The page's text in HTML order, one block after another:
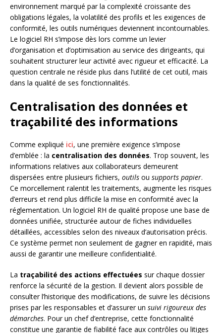
environnement marqué par la complexité croissante des
obligations légales, la volatilité des profils et les exigences de
conformité, les outils numériques deviennent incontournables.
Le logiciel RH s’impose dès lors comme un levier
d’organisation et d’optimisation au service des dirigeants, qui
souhaitent structurer leur activité avec rigueur et efficacité. La
question centrale ne réside plus dans l’utilité de cet outil, mais
dans la qualité de ses fonctionnalités.
Centralisation des données et
traçabilité des informations
Comme expliqué ici, une première exigence s’impose
d’emblée : la centralisation des données. Trop souvent, les
informations relatives aux collaborateurs demeurent
dispersées entre plusieurs fichiers, outils ou supports papier.
Ce morcellement ralentit les traitements, augmente les risques
d’erreurs et rend plus difficile la mise en conformité avec la
réglementation. Un logiciel RH de qualité propose une base de
données unifiée, structurée autour de fiches individuelles
détaillées, accessibles selon des niveaux d’autorisation précis.
Ce système permet non seulement de gagner en rapidité, mais
aussi de garantir une meilleure confidentialité.
La traçabilité des actions effectuées sur chaque dossier
renforce la sécurité de la gestion. Il devient alors possible de
consulter l’historique des modifications, de suivre les décisions
prises par les responsables et d’assurer un suivi rigoureux des
démarches. Pour un chef d’entreprise, cette fonctionnalité
constitue une garantie de fiabilité face aux contrôles ou litiges